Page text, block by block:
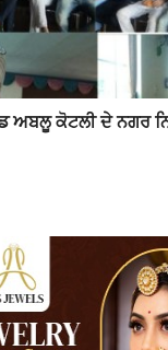
ਅਬਲੂ ਕੋਟਲੀ ਦੇ ਨਗਰ